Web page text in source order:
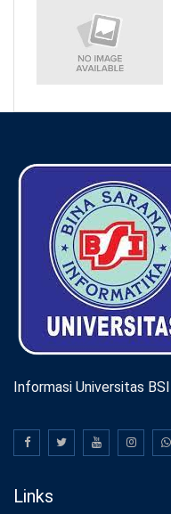
Informasi Universitas BSI
Links